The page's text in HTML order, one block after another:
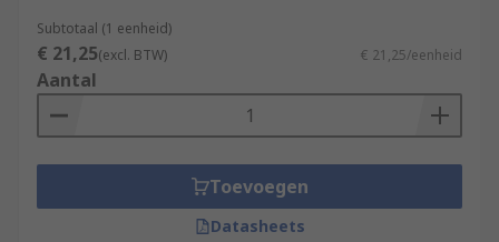
Subtotaal (1 eenheid)
€ 21,25(excl. BTW) € 21,25/eenheid
Aantal
Toevoegen
Datasheets